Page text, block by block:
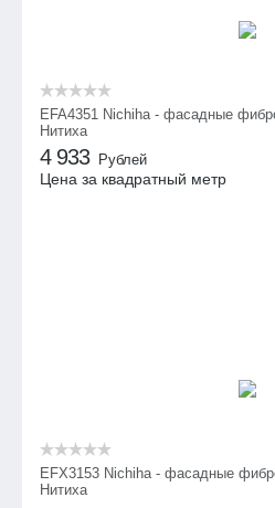
EFA4351 Nichiha - фасадные
Нитиха
4 933 Рублей
Цена за квадратный метр
EFX3153 Nichiha - фасадные
Нитиха